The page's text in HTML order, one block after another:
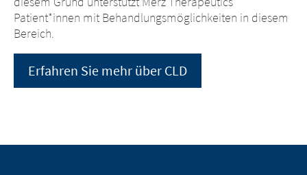
Patient*innen mit Behandlungsmöglichkeiten in diesem
Bereich.
Erfahren Sie mehr über CLD